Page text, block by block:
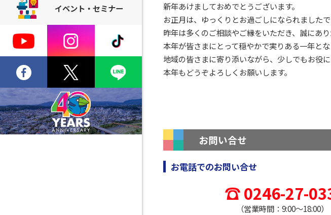
イベント・セミナー
新年あけましておめでとうございます。
お正月は、ゆっくりとお過ごしになられましたで
昨年は多くのご相談やご縁をいただき、誠にあり
本年が皆さまにとって穏やかで実りある一年と
地域の皆さまに寄り添いながら、少しでもお役
本年もどうぞよろしくお願いします。
お問い合せ
お電話でのお問い合せ
0246-27-
（営業時間：9:00～18:00）